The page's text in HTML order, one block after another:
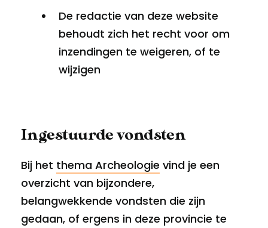
De redactie van deze website
behoudt zich het recht voor om
inzendingen te weigeren, of te
wijzigen
Ingestuurde vondsten
Bij het thema Archeologie vind je een
overzicht van bijzondere,
belangwekkende vondsten die zijn
gedaan, of ergens in deze provincie te